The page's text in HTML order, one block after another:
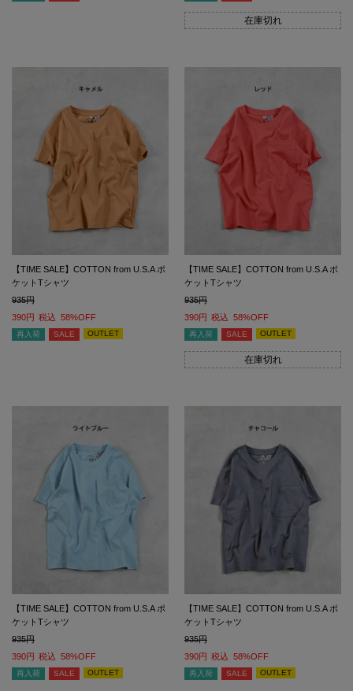
在庫切れ
【TIME SALE】COTTON from U.S.A ポ
ケットTシャツ
935
390
税込 58%OFF
再入荷 SALE OUTLET
【TIME SALE】COTTON from U.S.A ポ
ケットTシャツ
935
390
税込 58%OFF
再入荷 SALE OUTLET
在庫切れ
【TIME SALE】COTTON from U.S.A ポ
ケットTシャツ
935
390
税込 58%OFF
再入荷 SALE OUTLET
【TIME SALE】COTTON from U.S.A ポ
ケットTシャツ
935
390
税込 58%OFF
再入荷 SALE OUTLET